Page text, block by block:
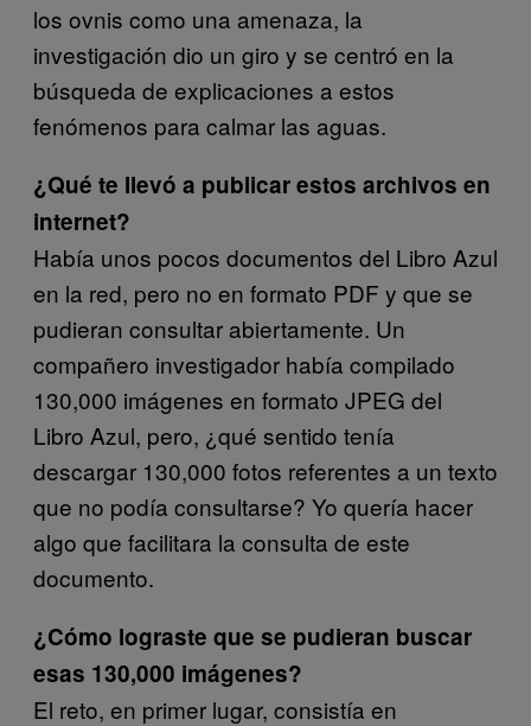
los ovnis como una amenaza, la
investigación dio un giro y se centró en la
búsqueda de explicaciones a estos
fenómenos para calmar las aguas.
¿Qué te llevó a publicar estos archivos en
internet?
Había unos pocos documentos del Libro Azul
en la red, pero no en formato PDF y que se
pudieran consultar abiertamente. Un
compañero investigador había compilado
130,000 imágenes en formato JPEG del
Libro Azul, pero, ¿qué sentido tenía
descargar 130,000 fotos referentes a un texto
que no podía consultarse? Yo quería hacer
algo que facilitara la consulta de este
documento.
¿Cómo lograste que se pudieran buscar
esas 130,000 imágenes?
El reto, en primer lugar, consistía en